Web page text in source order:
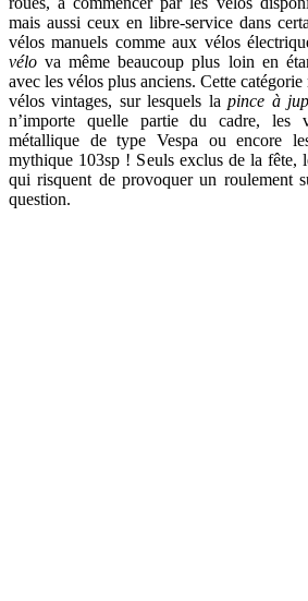
mais aussi ceux en libre-service dans
vélos manuels comme aux vélos
vélo va même beaucoup plus loin en
avec les vélos plus anciens. Cette
vélos vintages, sur lesquels lapince à
n’importe quelle partie du cadre, les
métallique de type Vespa ou encore
mythique 103sp ! Seuls exclus de la fête,
qui risquent de provoquer un roulement
question.